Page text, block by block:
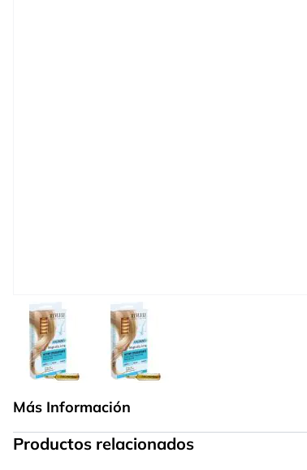
View larger imageView larger image
Más Información
Productos relacionados